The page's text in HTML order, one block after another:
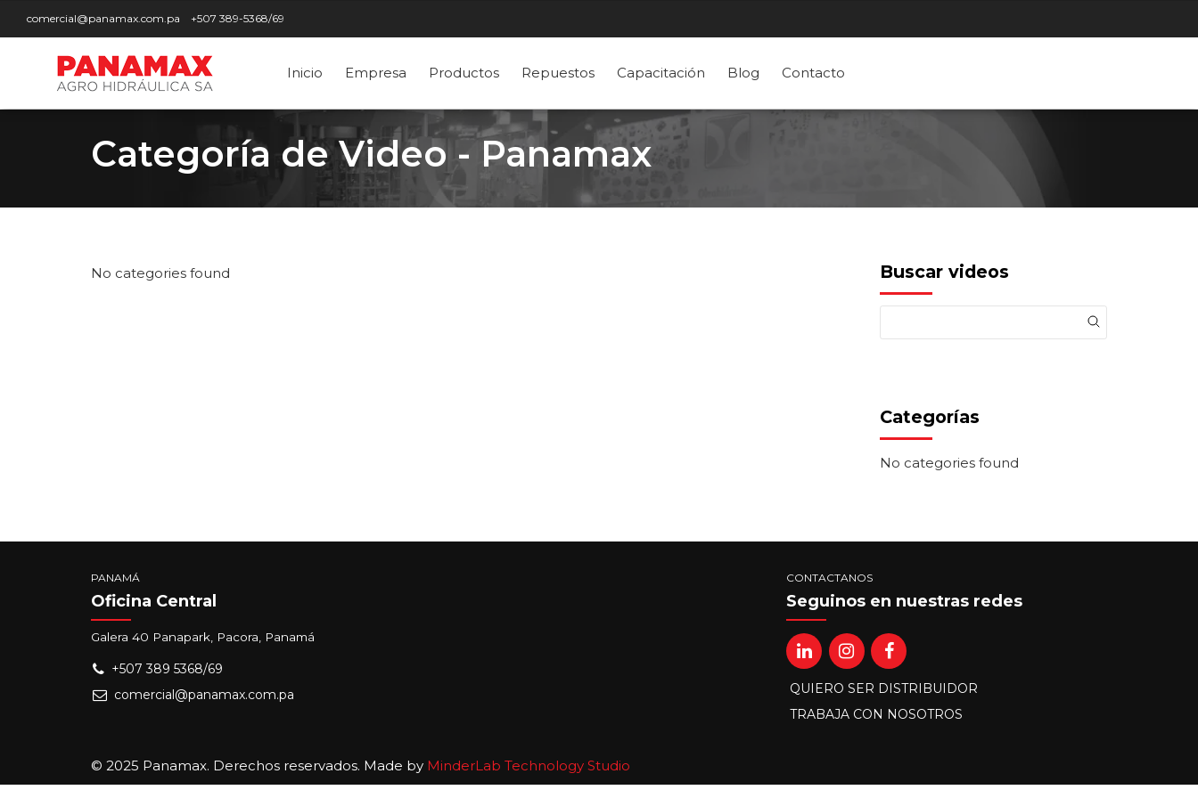
comercial@panamax.com.pa +507 389-5368/69
Inicio Empresa Productos Repuestos Capacitación Blog Contacto
Categoría de Video - Panamax
No categories found Buscar videos
Categorías
No categories found
PANAMÁ
Oficina Central
Galera 40 Panapark, Pacora, Panamá
+507 389 5368/69
comercial@panamax.com.pa
CONTACTANOS
Seguinos en nuestras redes
QUIERO SER DISTRIBUIDOR
TRABAJA CON NOSOTROS
© 2025 Panamax. Derechos reservados. Made by MinderLab Technology Studio